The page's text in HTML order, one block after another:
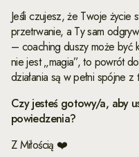
Jeśli czujesz, że Twoje życie
przetrwanie, a Ty sam
– coaching duszy może być
nie jest „magia”, to powrót
działania są w pełni spójne
Czy jesteś gotowy/a, aby
powiedzenia?
Z Miłością ❤️